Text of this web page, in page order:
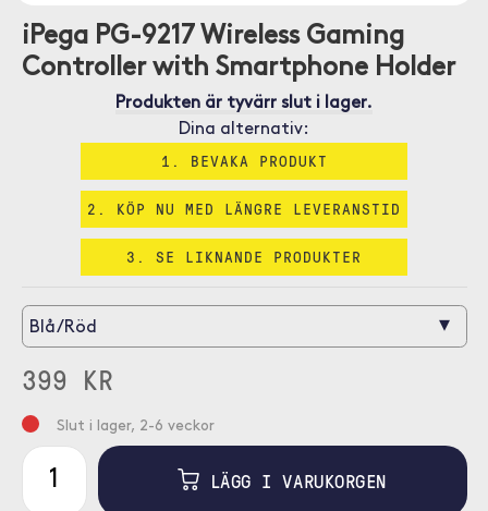
iPega PG-9217 Wireless Gaming
Controller with Smartphone Holder
Produkten är tyvärr slut i lager.
Dina alternativ:
1. BEVAKA PRODUKT
2. KÖP NU MED LÄNGRE LEVERANSTID
3. SE LIKNANDE PRODUKTER
Blå/Röd ▾
399 KR
Slut i lager, 2-6 veckor
LÄGG I VARUKORGEN